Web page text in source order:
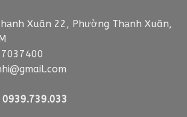
Xuân 22, Phường Thạnh Xuân,
0939.739.033